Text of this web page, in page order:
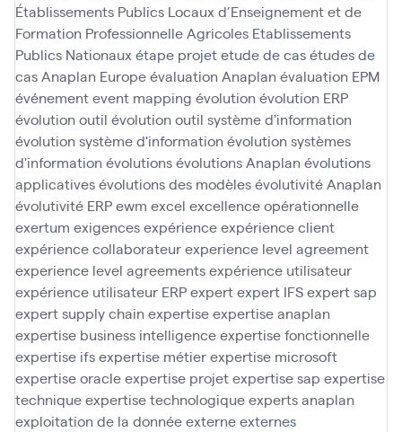
Établissements Publics Locaux d’Enseignement et de
Formation Professionnelle Agricoles Etablissements
Publics Nationaux étape projetetude de casétudes de
cas Anaplan Europeévaluation Anaplan évaluation EPM
événementevent mapping évolution évolution ERP
évolution outil évolution outil système d'information
évolution système d'information évolution systèmes
d'information évolutionsévolutions Anaplan évolutions
applicativesévolutions des modèlesévolutivité Anaplan
évolutivité ERPewm excel excellence opérationnelle
exertum exigencesexpérienceexpérience client
expérience collaborateurexperience level agreement
experience level agreementsexpérience utilisateur
expérience utilisateur ERPexpertexpert IFSexpert sap
expert supply chain expertiseexpertise anaplan
expertise business intelligenceexpertise fonctionnelle
expertise ifsexpertise métierexpertise microsoft
expertise oracleexpertise projetexpertise sap expertise
techniqueexpertise technologiqueexperts anaplan
exploitation de la donnéeexterneexternes